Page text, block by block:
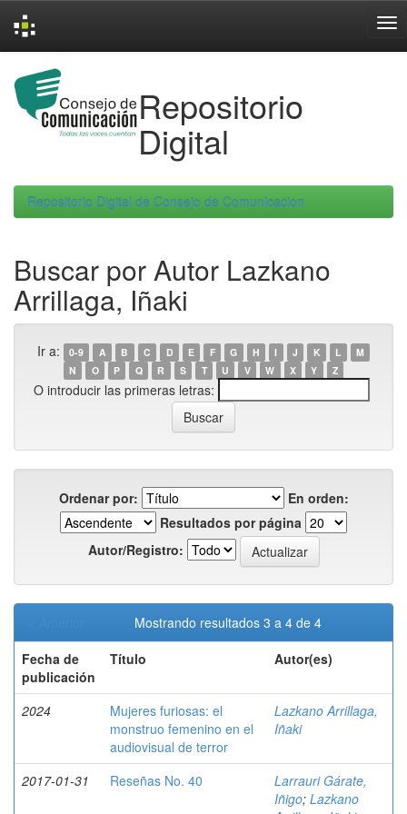
navigation
Repositorio
Digital
Repositorio Digital de Consejo de Comunicacion
Buscar por Autor Lazkano
Arrillaga, Iñaki
Ir a: 0-9 A B C D E F G H I J K L
M
N
O P Q R S T U V W X Y Z
O introducir las primeras letras:
Ordenar por:
En orden:
Resultados por página
Autor/Registro:
Mostrando resultados 3 a 4 de 4
Fecha de
publicación
Título Autor(es)
2024
Mujeres furiosas: el
monstruo femenino en el
audiovisual de terror
Lazkano Arrillaga,
Iñaki
2017-01-31 Reseñas No. 40
Larrauri Gárate,
Iñigo; Lazkano